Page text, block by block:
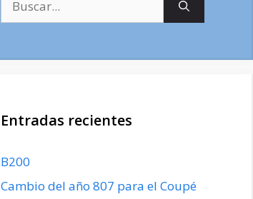
Entradas recientes
B200
Cambio del año 807 para el Coupé